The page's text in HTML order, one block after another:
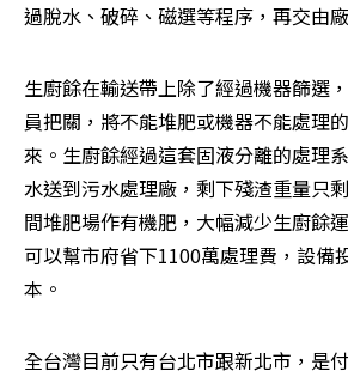
過脫水、破碎、磁選等程序，再交由
生廚餘在輸送帶上除了經過機器篩選
員把關，將不能堆肥或機器不能處理
來。生廚餘經過這套固液分離的處理
水送到污水處理廠，剩下殘渣重量只
間堆肥場作有機肥，大幅減少生廚餘
可以幫市府省下1100萬處理費，設備
本。
全台灣目前只有台北市跟新北市，是